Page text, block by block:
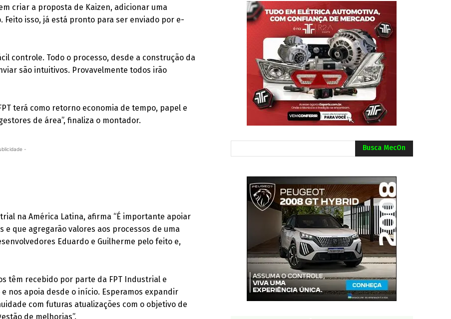
criar a proposta de Kaizen, adicionar uma
Feito isso, já está pronto para ser enviado por e-
controle. Todo o processo, desde a construção da
são intuitivos. Provavelmente todos irão
terá como retorno economia de tempo, papel e
de área”, finaliza o montador.
-
na América Latina, afirma “É importante apoiar
que agregarão valores aos processos de uma
Eduardo e Guilherme pelo feito e,
têm recebido por parte da FPT Industrial e
nos apoia desde o início. Esperamos expandir
com futuras atualizações com o objetivo de
de melhorias”.
Busca MecOn